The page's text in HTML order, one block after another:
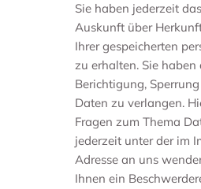
Sie haben jederzeit
Auskunft über
Ihrer gespeicherten
zu erhalten. Sie
Berichtigung,
Daten zu verlangen.
Fragen zum Thema
jederzeit unter der im
Adresse an uns
Ihnen ein